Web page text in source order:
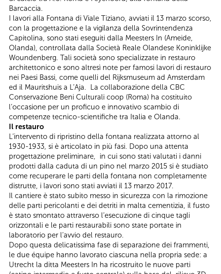
Barcaccia.
I lavori alla Fontana di Viale Tiziano, avviati il 13 marzo scorso,
con la progettazione e la vigilanza della Sovrintendenza
Capitolina, sono stati eseguiti dalla Meesters In (Ameide,
Olanda), controllata dalla Società Reale Olandese Koninklijke
Woundenberg. Tali società sono specializzate in restauro
architettonico e sono altresì note per famosi lavori di restauro
nei Paesi Bassi, come quelli del Rijksmuseum ad Amsterdam
ed il Mauritshuis a L’Aja. La collaborazione della CBC
Conservazione Beni Culturali coop (Roma) ha costituito
l’occasione per un proficuo e innovativo scambio di
competenze tecnico-scientifiche tra Italia e Olanda.
Il restauro
L’intervento di ripristino della fontana realizzata attorno al
1930-1933, si è articolato in più fasi. Dopo una attenta
progettazione preliminare, in cui sono stati valutati i danni
prodotti dalla caduta di un pino nel marzo 2015 si è studiato
come recuperare le parti della fontana non completamente
distrutte, i lavori sono stati avviati il 13 marzo 2017.
Il cantiere è stato subito messo in sicurezza con la rimozione
delle parti pericolanti e dei detriti in malta cementizia, il fusto
è stato smontato attraverso l’esecuzione di cinque tagli
orizzontali e le parti restaurabili sono state portate in
laboratorio per l’avvio del restauro.
Dopo questa delicatissima fase di separazione dei frammenti,
le due équipe hanno lavorato ciascuna nella propria sede: a
Utrecht la ditta Meesters In ha ricostruito le nuove parti